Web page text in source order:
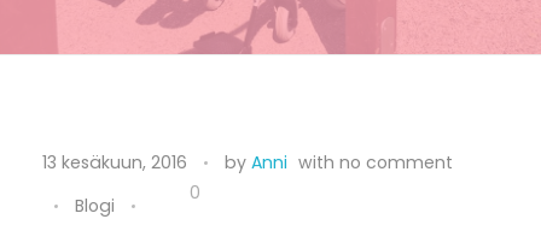
P
13 kesäkuun, 2016 by Anni with no comment
Blogi
0